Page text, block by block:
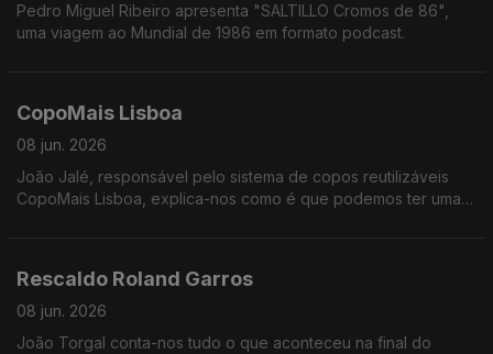
Pedro Miguel Ribeiro apresenta "SALTILLO Cromos de 86",
uma viagem ao Mundial de 1986 em formato podcast.
CopoMais Lisboa
08 jun. 2026
João Jalé, responsável pelo sistema de copos reutilizáveis
CopoMais Lisboa, explica-nos como é que podemos ter uma
Rescaldo Roland Garros
08 jun. 2026
João Torgal conta-nos tudo o que aconteceu na final do